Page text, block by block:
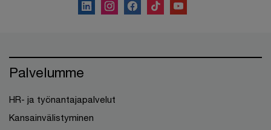
Palvelumme
HR- ja työnantajapalvelut
Kansainvälistyminen